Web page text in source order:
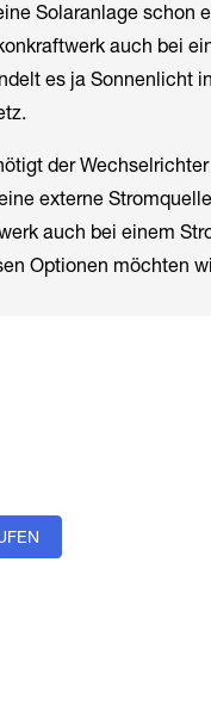
Solaranlage schon
auch bei
es ja Sonnenlicht
der
externe Stromquelle
auch bei einem
Optionen möchten